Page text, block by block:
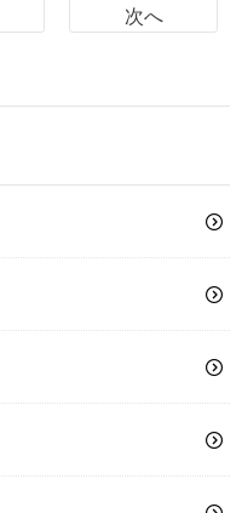
次へ